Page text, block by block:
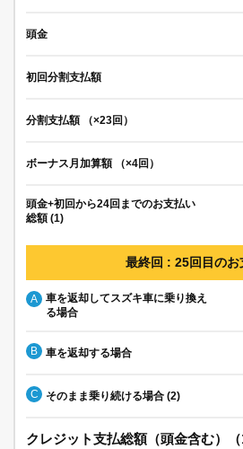
頭金
初回分割支払額
分割支払額 （×23回）
ボーナス月加算額 （×4回）
頭金+初回から24回までのお支払い
総額 (1)
最終回 : 25回目のお
A
車を返却してスズキ車に乗り換え
る場合
B 車を返却する場合
C そのまま乗り続ける場合 (2)
クレジット支払総額（頭金含む）（